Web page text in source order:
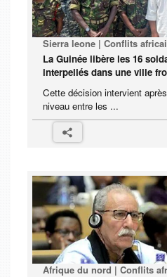
Sierra leone | Conflits
La Guinée libère les 16
interpellés dans une ville
Cette décision intervient
niveau entre les ...
Afrique du nord | Conflits